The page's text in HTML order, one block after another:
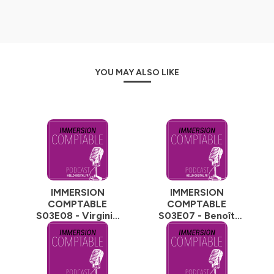
YOU MAY ALSO LIKE
IMMERSION
COMPTABLE
S03E08 - Virginie
ROITMAN
Présidente de l'OEC
IDF- "Expert-
comptable, le plus
IMMERSION
COMPTABLE
S03E07 - Benoît
MAURY (WELYB) -
Une société pas
comme les autres